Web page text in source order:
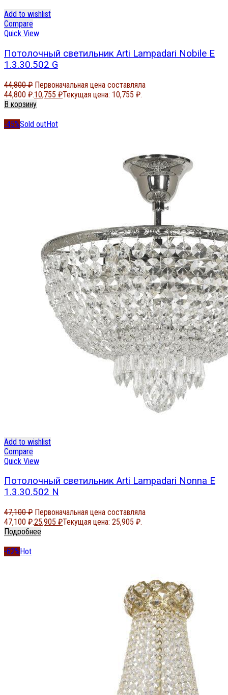
Add to wishlist
Compare
Quick View
Потолочный светильник Arti Lampadari Nobile E
1.3.30.502 G
44,800₽ Первоначальная цена составляла
44,800 ₽.10,755 ₽Текущая цена: 10,755 ₽.
В корзину
-45%Sold outHot
Add to wishlist
Compare
Quick View
Потолочный светильник Arti Lampadari Nonna E
1.3.30.502 N
47,100₽ Первоначальная цена составляла
47,100 ₽.25,905 ₽Текущая цена: 25,905 ₽.
Подробнее
-62%Hot